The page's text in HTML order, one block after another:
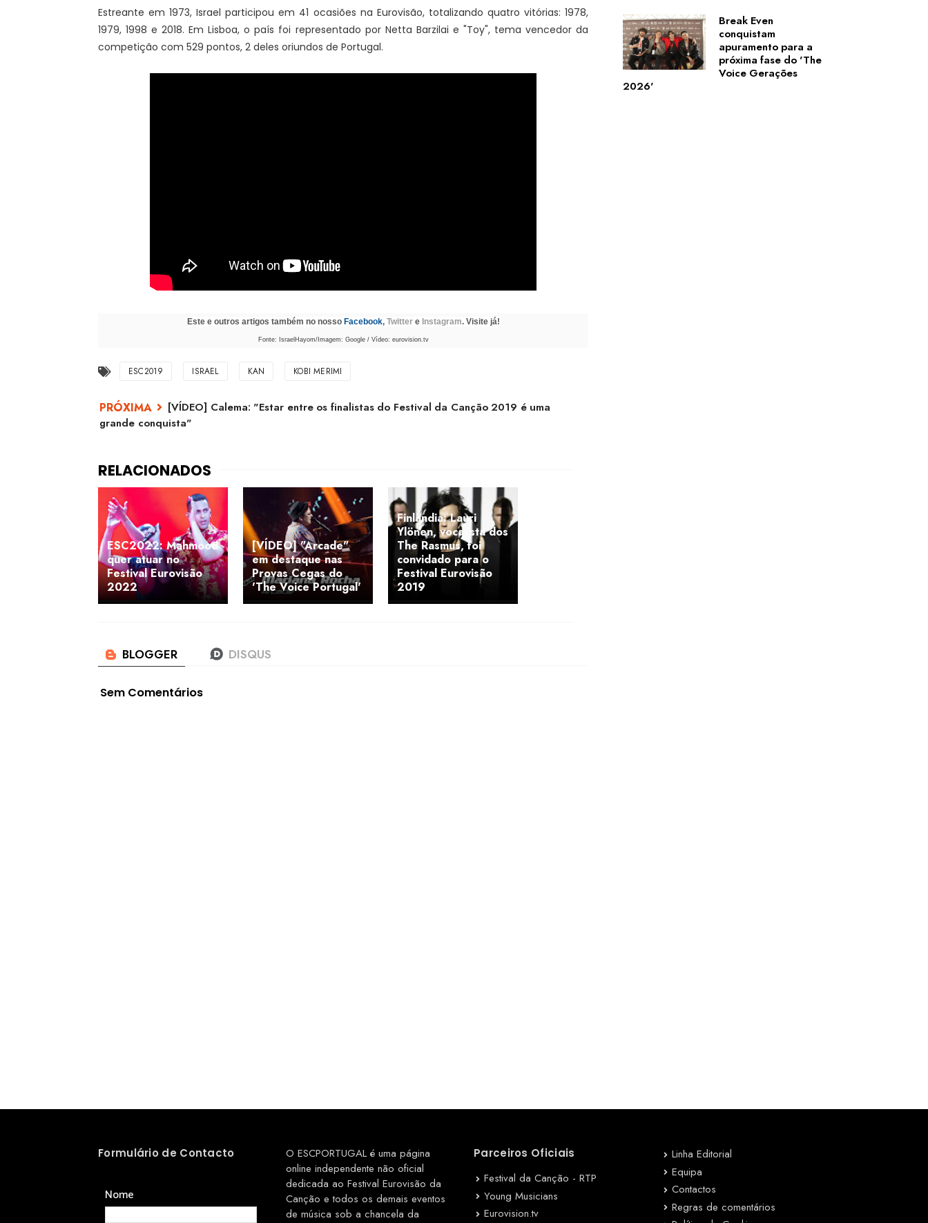
Estreante em 1973, Israel participou em 41 ocasiões na Eurovisão, totalizando quatro vitórias: 1978,
1979, 1998 e 2018. Em Lisboa, o país foi representado por Netta Barzilai e "Toy", tema vencedor da
competição com 529 pontos, 2 deles oriundos de Portugal.
Este e outros artigos também no nosso Facebook, Twittere Instagram. Visite já!
Fonte: IsraelHayom/Imagem: Google / Vídeo: eurovision.tv
ESC2019 ISRAEL KAN KOBI MERIMI
[VÍDEO] Calema: "Estar entre os finalistas do Festival da Canção 2019 é uma
grande conquista"
ESC2022: Mahmood
quer atuar no
Festival Eurovisão
2022
[VÍDEO] "Arcade"
em destaque nas
Provas Cegas do
'The Voice Portugal'
Finlândia: Lauri
Ylönen, vocalista dos
The Rasmus, foi
convidado para o
Festival Eurovisão
2019
Sem Comentários
Break Even
conquistam
apuramento para a
próxima fase do 'The
Voice Gerações
2026'
Formulário de Contacto
Nome
O ESCPORTUGAL é uma página
online independente não oficial
dedicada ao Festival Eurovisão da
Canção e todos os demais eventos
de música sob a chancela da
Parceiros Oficiais
Festival da Canção - RTP
Young Musicians
Eurovision.tv
Linha Editorial
Equipa
Contactos
Regras de comentários